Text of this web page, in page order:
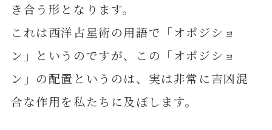
き合う形となります。
これは西洋占星術の用語で「オポジショ
ン」というのですが、この「オポジショ
ン」の配置というのは、実は非常に吉凶混
合な作用を私たちに及ぼします。